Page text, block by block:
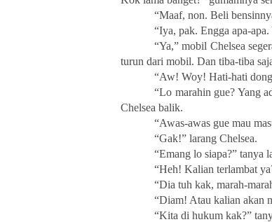
“Maaf, non. Beli
“Iya, pak. Engga apa-
“Ya,” mobil Chelsea
turun dari mobil. Dan tiba-tiba
“Aw! Woy! Hati-hati
“Lo marahin gue? Yang
Chelsea balik.
“Awas-awas gue mau
“Gak!” larang Chelsea.
“Emang lo siapa?” tanya
“Heh! Kalian terlambat
“Dia tuh kak, marah-
“Diam! Atau kalian akan
“Kita di hukum kak?”